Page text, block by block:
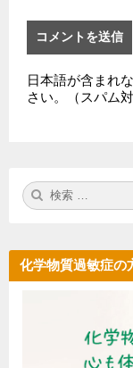
日本語が含まれ
さい。（スパム対
検
索:
化学物質過敏症の